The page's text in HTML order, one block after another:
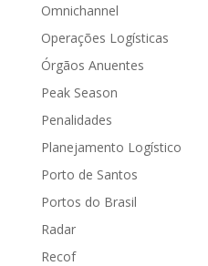
Omnichannel
Operações Logísticas
Órgãos Anuentes
Peak Season
Penalidades
Planejamento Logístico
Porto de Santos
Portos do Brasil
Radar
Recof